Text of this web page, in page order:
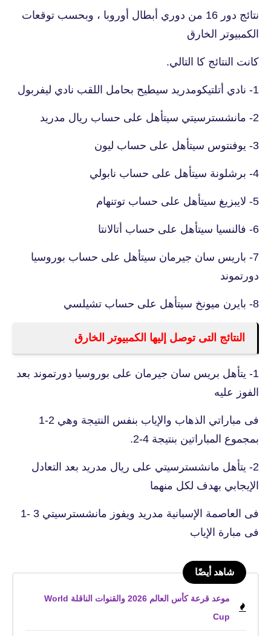
نتائج دور 16 من دوري أبطال أوروبا ، وبحسب توقعات
الكمبيوتر الخارق
كانت النتائج كا التالي.
1- نادي أتلتيكومدريد سيطيح بحامل اللقب نادي ليفربول
2- مانشسترسيتي سيتأهل على حساب ريال مدريد
3- يوفنتوس سيتأهل على حساب ليون
4- برشلونة سيتأهل على حساب نابولي
5- لايبزيغ سيتأهل على حساب توتنهام
6- فالنسيا سيتأهل على حساب أتالانتا
7- باريس سان جيرمان سيتأهل على حساب بوروسيا
دورتموند
8- بايرن ميونخ سيتأهل على حساب تشيلسي
النتائج التى توصل إليها الكمبيوتر الخارق
1- يتأهل بريس سان جيرمان على بوروسيا دورتموند بعد
الفوز عليه
فى مباراتي الذهاب والإياب بنفس النتيجة وهي 2-1
بمجموع المباراتين بنتيجة 4-2.
2- يتأهل مانشسترسيتي على ريال مدريد بعد التعادل
الإيجابي بهدف لكل منهما
فى العاصمة الإسبانية مدريد ويفوز مانشسترسيتي 3 -1
فى مبارة الإياب
شاهد أيضًا
موعد قرعة كأس العالم 2026 والقنوات الناقلة World
Cup